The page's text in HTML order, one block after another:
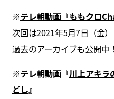
※テレ朝動画『ももクロ
次回は2021年5月7日（金
過去のアーカイブも公開中！
※テレ朝動画『川上アキラ
どし』